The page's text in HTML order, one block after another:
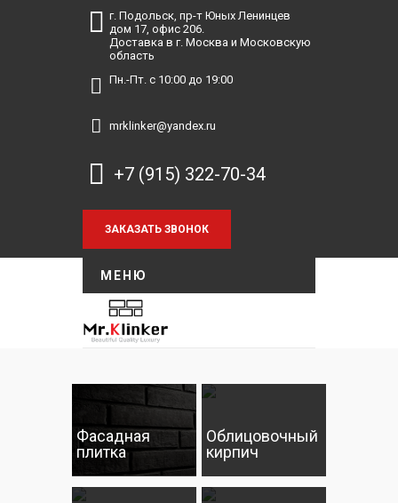
г. Подольск, пр-т Юных Ленинцев
дом 17, офис 206.
Доставка в г. Москва и Московскую
область
Пн.-Пт. с 10:00 до 19:00
mrklinker@yandex.ru
+7 (915) 322-70-34
МЕНЮ
Фасадная
плитка
Облицовочный
кирпич